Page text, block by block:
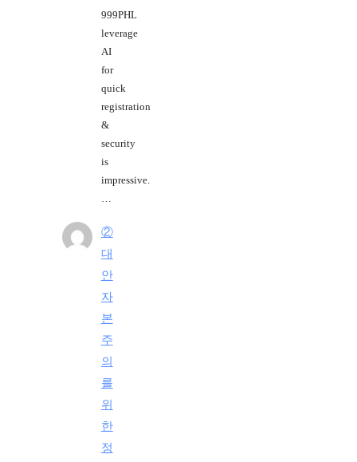
999PHL
leverage
AI
for
quick
registration
&
security
is
impressive.
②
대
안
자
본
주
의
를
위
한
정